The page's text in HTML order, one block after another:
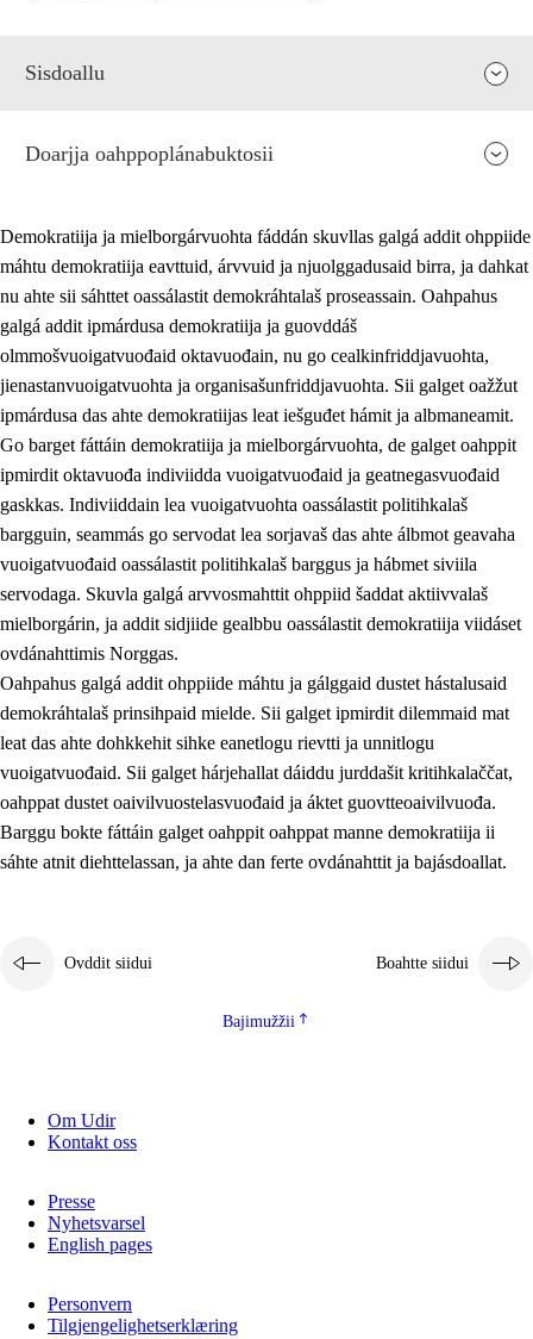
Sisdoallu
2. Oahppama prinsihpat, ovdáneapmi ja oahppahábmen
2.1 Sosiála oahppan ja ovdáneapmi
2.2 Gealbu fágain
2.3 Vuođđogálggat
2.4 Oahppat oahppat
Fágaidrasttideaddji fáttát
2.5 Fágaidrasttideaddji fáttát
2.5.1 Álbmotdearvvašvuohta ja eallimis birget
2.5.2 Demokratiija ja mielborgárvuohta
2.5.3 Guoddevaš ovdáneapmi
Doarjja oahppoplánabuktosii
Demokratiija ja mielborgárvuohta fáddán skuvllas galgá addit ohppiide
máhtu demokratiija eavttuid, árvvuid ja njuolggadusaid birra, ja dahkat
nu ahte sii sáhttet oassálastit demokráhtalaš proseassain. Oahpahus
galgá addit ipmárdusa demokratiija ja guovddáš
olmmošvuoigatvuođaid oktavuođain, nu go cealkinfriddjavuohta,
jienastanvuoigatvuohta ja organisašunfriddjavuohta. Sii galget oažžut
ipmárdusa das ahte demokratiijas leat iešguđet hámit ja albmaneamit.
Go barget fáttáin demokratiija ja mielborgárvuohta, de galget oahppit
ipmirdit oktavuođa indiviidda vuoigatvuođaid ja geatnegasvuođaid
gaskkas. Indiviiddain lea vuoigatvuohta oassálastit politihkalaš
bargguin, seammás go servodat lea sorjavaš das ahte álbmot geavaha
vuoigatvuođaid oassálastit politihkalaš barggus ja hábmet siviila
servodaga. Skuvla galgá arvvosmahttit ohppiid šaddat aktiivvalaš
mielborgárin, ja addit sidjiide gealbbu oassálastit demokratiija viidáset
ovdánahttimis Norggas.
Oahpahus galgá addit ohppiide máhtu ja gálggaid dustet hástalusaid
demokráhtalaš prinsihpaid mielde. Sii galget ipmirdit dilemmaid mat
leat das ahte dohkkehit sihke eanetlogu rievtti ja unnitlogu
vuoigatvuođaid. Sii galget hárjehallat dáiddu jurddašit kritihkalaččat,
oahppat dustet oaivilvuostelasvuođaid ja áktet guovtteoaivilvuođa.
Barggu bokte fáttáin galget oahppit oahppat manne demokratiija ii
sáhte atnit diehttelassan, ja ahte dan ferte ovdánahttit ja bajásdoallat.
Ovddit siidui Boahtte siidui
Bajimužžii
Om Udir
Kontakt oss
Presse
Nyhetsvarsel
English pages
Personvern
Tilgjengelighetserklæring